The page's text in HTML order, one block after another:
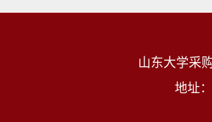
山东大学采
地址